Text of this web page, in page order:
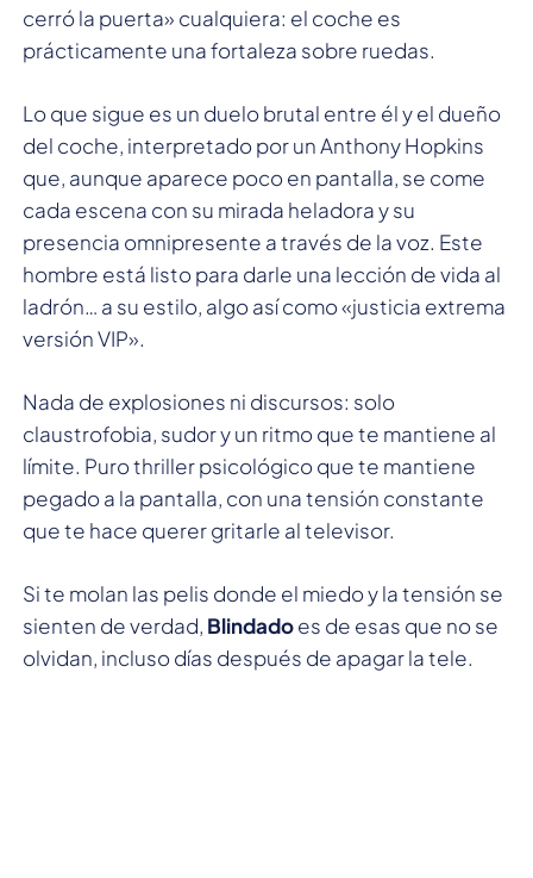
cerró la puerta» cualquiera: el coche es
prácticamente una fortaleza sobre ruedas.
Lo que sigue es un duelo brutal entre él y el dueño
del coche, interpretado por un Anthony Hopkins
que, aunque aparece poco en pantalla, se come
cada escena con su mirada heladora y su
presencia omnipresente a través de la voz. Este
hombre está listo para darle una lección de vida al
ladrón… a su estilo, algo así como «justicia extrema
versión VIP».
Nada de explosiones ni discursos: solo
claustrofobia, sudor y un ritmo que te mantiene al
límite. Puro thriller psicológico que te mantiene
pegado a la pantalla, con una tensión constante
que te hace querer gritarle al televisor.
Si te molan las pelis donde el miedo y la tensión se
sienten de verdad, Blindadoes de esas que no se
olvidan, incluso días después de apagar la tele.